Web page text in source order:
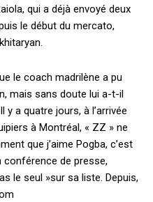
qui a déjà envoyé deux
le début du mercato,
le coach madrilène a pu
mais sans doute lui a-t-il
a quatre jours, à l’arrivée
à Montréal, « ZZ » ne
que j’aime Pogba, c’est
conférence de presse,
le seul »sur sa liste. Depuis,